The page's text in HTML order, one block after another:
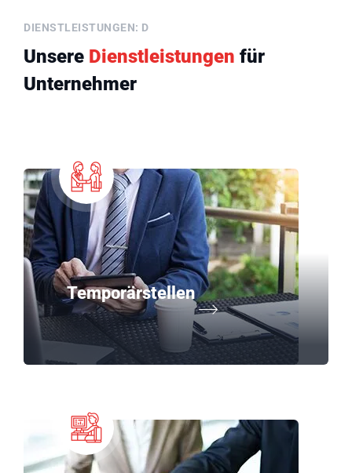
DIENSTLEISTUNGEN: D
Unsere Dienstleistungen für
Unternehmer
Temporärstellen